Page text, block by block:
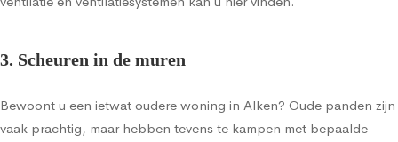
3. Scheuren in de muren
Bewoont u een ietwat oudere woning in Alken? Oude panden zijn
vaak prachtig, maar hebben tevens te kampen met bepaalde